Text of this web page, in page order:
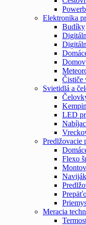
Elektronika
Budíky
Čističe
Svietidlá a
LED
Predlžovacie
Flexo
Meracia